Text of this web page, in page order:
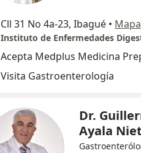
Cll 31 No 4a-23, Ibagué • Mapa
Instituto de Enfermedades
Acepta Medplus Medicina
Visita Gastroenterología
Dr.
Ayala